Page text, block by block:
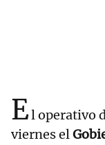
El operativo
viernes el